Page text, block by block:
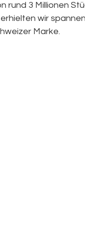
rund 3 Millionen
wir
Marke.